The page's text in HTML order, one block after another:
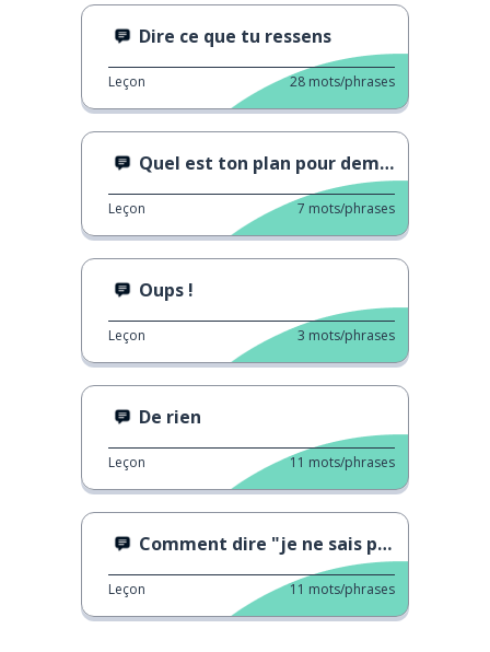
Dire ce que tu ressens
Leçon 28 mots/phrases
Quel est ton plan pour demain ?
Leçon 7 mots/phrases
Oups !
Leçon 3 mots/phrases
De rien
Leçon 11 mots/phrases
Comment dire "je ne sais pas"
Leçon 11 mots/phrases